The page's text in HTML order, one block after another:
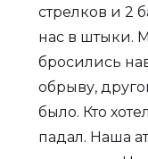
стрелков и 2
нас в штыки.
бросились
обрыву,
было. Кто
падал. Наша